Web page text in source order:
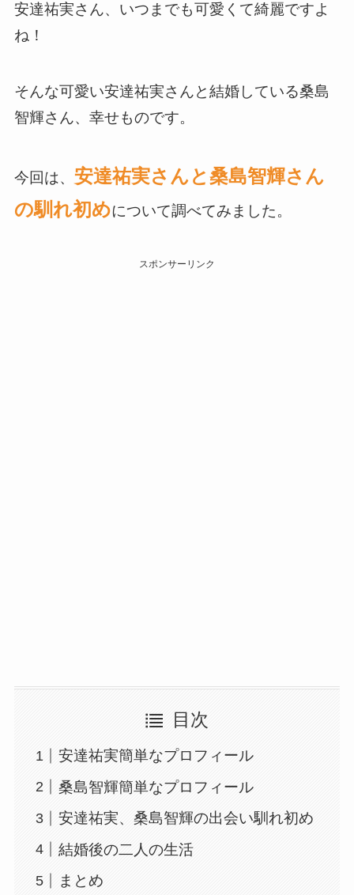
安達祐実さん、いつまでも可愛くて綺麗ですよ
ね！
そんな可愛い安達祐実さんと結婚している桑島
智輝さん、幸せものです。
今回は、 安達祐実さんと桑島智輝さん
の馴れ初めについて調べてみました。
スポンサーリンク
目次
安達祐実簡単なプロフィール
桑島智輝簡単なプロフィール
安達祐実、桑島智輝の出会い馴れ初め
結婚後の二人の生活
まとめ